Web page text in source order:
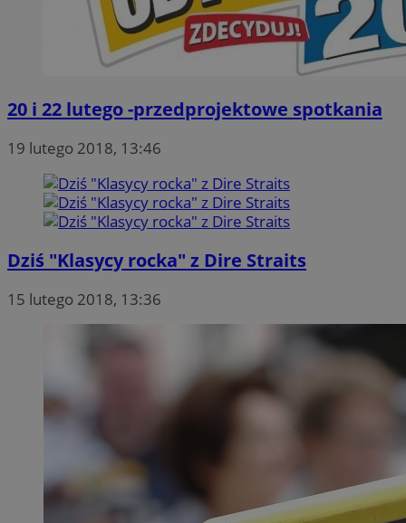
20 i 22 lutego -przedprojektowe spotkania
19 lutego 2018, 13:46
Dziś "Klasycy rocka" z Dire Straits
15 lutego 2018, 13:36